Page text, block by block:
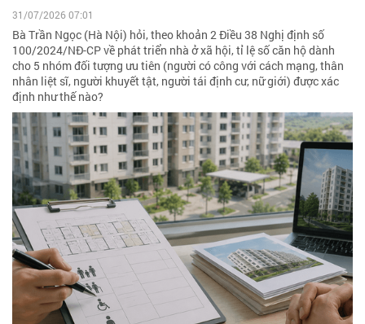
31/07/2026 07:01
Bà Trần Ngọc (Hà Nội) hỏi, theo khoản 2 Điều 38 Nghị định số
100/2024/NĐ-CP về phát triển nhà ở xã hội, tỉ lệ số căn hộ dành
cho 5 nhóm đối tượng ưu tiên (người có công với cách mạng, thân
nhân liệt sĩ, người khuyết tật, người tái định cư, nữ giới) được xác
định như thế nào?